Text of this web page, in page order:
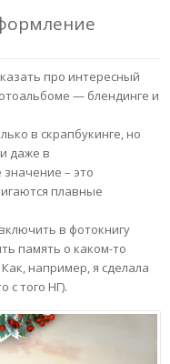
про интересный
— блендинге и
в скрапбукинге, но
даже в
– это
плавные
в фотокнигу
память о каком-то
например, я сделала
с того НГ).